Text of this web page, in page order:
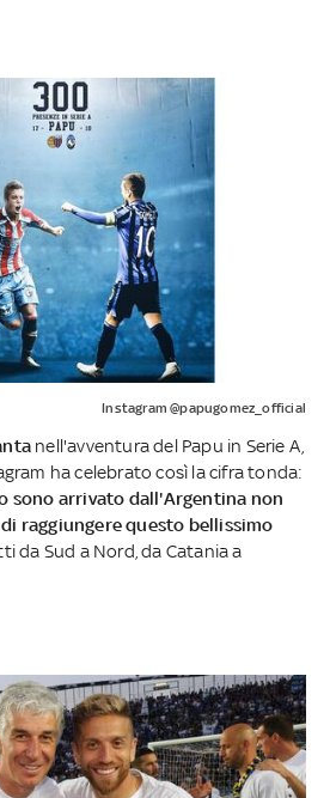
Instagram @papugomez_official
nell'avventura del Papu in Serie A,
ha celebrato così la cifra tonda:
sono arrivato dall'Argentina non
raggiungere questo bellissimo
da Sud a Nord, da Catania a